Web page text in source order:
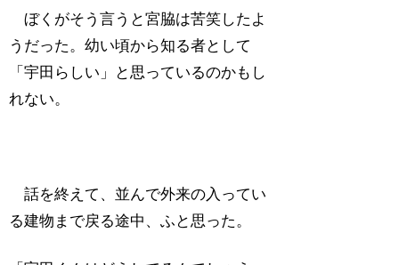
ぼくがそう言うと宮脇は苦笑したよ
うだった。幼い頃から知る者として
「宇田らしい」と思っているのかもし
れない。
話を終えて、並んで外来の入ってい
る建物まで戻る途中、ふと思った。